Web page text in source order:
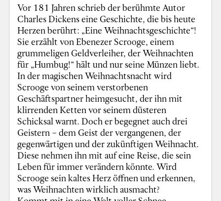
Vor 181 Jahren schrieb der berühmte Autor
Charles Dickens eine Geschichte, die bis heute
Herzen berührt: „Eine Weihnachtsgeschichte“!
Sie erzählt von Ebenezer Scrooge, einem
grummeligen Geldverleiher, der Weihnachten
für „Humbug!“ hält und nur seine Münzen liebt.
In der magischen Weihnachtsnacht wird
Scrooge von seinem verstorbenen
Geschäftspartner heimgesucht, der ihn mit
klirrenden Ketten vor seinem düsteren
Schicksal warnt. Doch er begegnet auch drei
Geistern – dem Geist der vergangenen, der
gegenwärtigen und der zukünftigen Weihnacht.
Diese nehmen ihn mit auf eine Reise, die sein
Leben für immer verändern könnte. Wird
Scrooge sein kaltes Herz öffnen und erkennen,
was Weihnachten wirklich ausmacht?